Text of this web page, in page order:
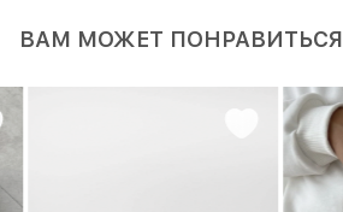
ВАМ МОЖЕТ ПОНРАВИТЬСЯ